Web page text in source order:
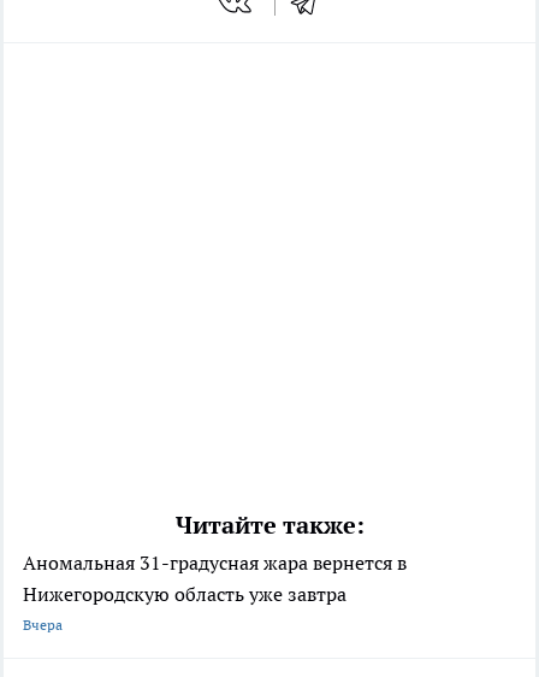
Читайте также:
Аномальная 31-градусная жара вернется в
Нижегородскую область уже завтра
Вчера